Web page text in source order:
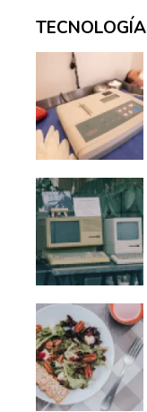
TECNOLOGÍA